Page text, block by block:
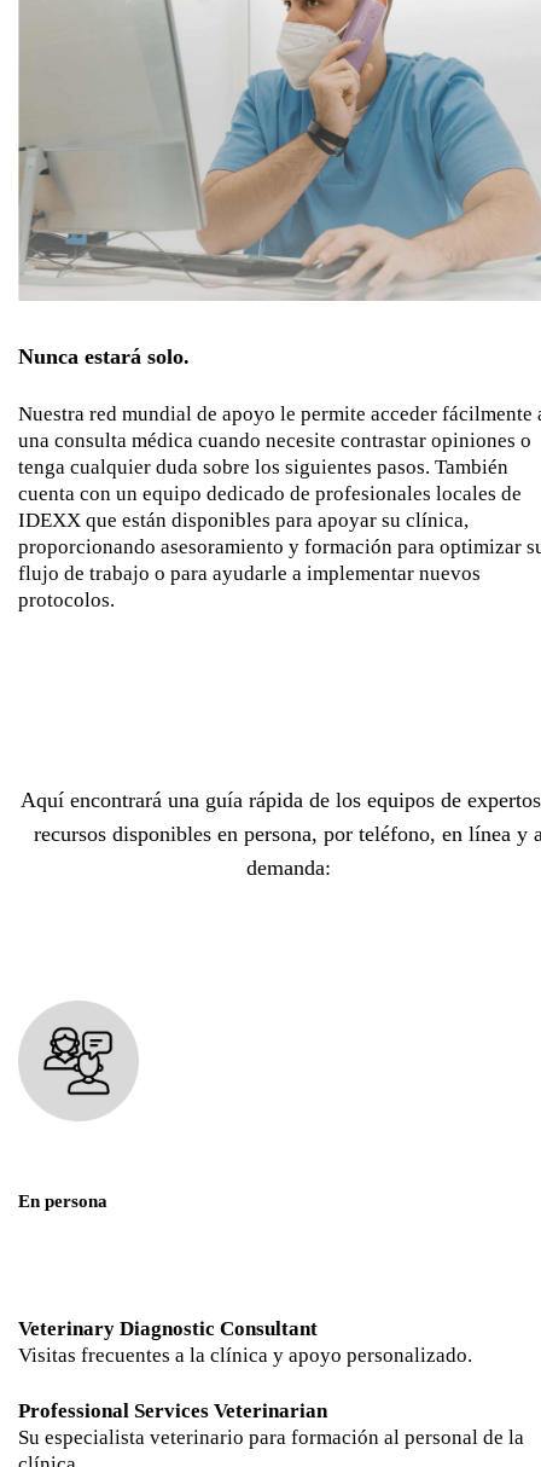
Nunca estará solo.
Nuestra red mundial de apoyo le permite acceder fácilmente
una consulta médica cuando necesite contrastar opiniones o
tenga cualquier duda sobre los siguientes pasos. También
cuenta con un equipo dedicado de profesionales locales de
IDEXX que están disponibles para apoyar su clínica,
proporcionando asesoramiento y formación para optimizar
flujo de trabajo o para ayudarle a implementar nuevos
protocolos.
Aquí encontrará una guía rápida de los equipos de
recursos disponibles en persona, por teléfono, en línea y
demanda:
En persona
Veterinary Diagnostic Consultant
Visitas frecuentes a la clínica y apoyo personalizado.
Professional Services Veterinarian
Su especialista veterinario para formación al personal de la